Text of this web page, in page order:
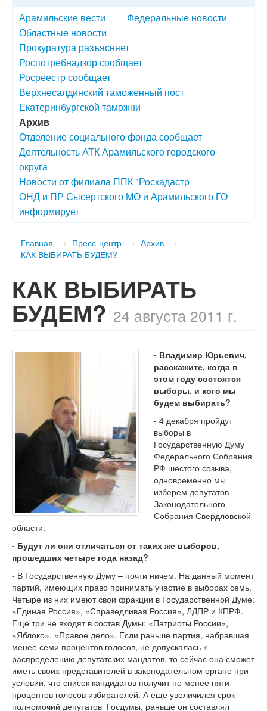
Арамильские вести
Федеральные новости
Областные новости
Прокуратура разъясняет
Роспотребнадзор сообщает
Росреестр сообщает
Верхнесалдинский таможенный пост
Екатеринбургской таможни
Архив
Отделение социального фонда сообщает
Деятельность АТК Арамильского городского
округа
Новости от филиала ППК "Роскадастр
ОНД и ПР Сысертского МО и Арамильского ГО
информирует
Главная → Пресс-центр → Архив →
КАК ВЫБИРАТЬ БУДЕМ?
КАК ВЫБИРАТЬ
БУДЕМ? 24 августа 2011 г.
- Владимир Юрьевич,
расскажите, когда в
этом году состоятся
выборы, и кого мы
будем выбирать?
- 4 декабря пройдут
выборы в
Государственную Думу
Федерального Собрания
РФ шестого созыва,
одновременно мы
изберем депутатов
Законодательного
Собрания Свердловской
области.
- Будут ли они отличаться от таких же выборов,
прошедших четыре года назад?
- В Государственную Думу – почти ничем. На данный момент
партий, имеющих право принимать участие в выборах семь.
Четыре из них имеют свои фракции в Государственной Думе:
«Единая Россия», «Справедливая Россия», ЛДПР и КПРФ.
Еще три не входят в состав Думы: «Патриоты России»,
«Яблоко», «Правое дело». Если раньше партия, набравшая
менее семи процентов голосов, не допускалась к
распределению депутатских мандатов, то сейчас она сможет
иметь своих представителей в законодательном органе при
условии, что список кандидатов получит не менее пяти
процентов голосов избирателей. А еще увеличился срок
полномочий депутатов Госдумы, раньше он составлял